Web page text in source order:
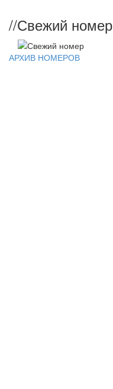
//Свежий номер
АРХИВ НОМЕРОВ